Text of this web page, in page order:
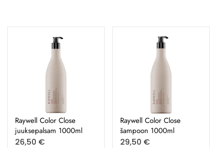
Raywell Color Close
juuksepalsam 1000ml
26,50 €
Raywell Color Close
šampoon 1000ml
29,50 €